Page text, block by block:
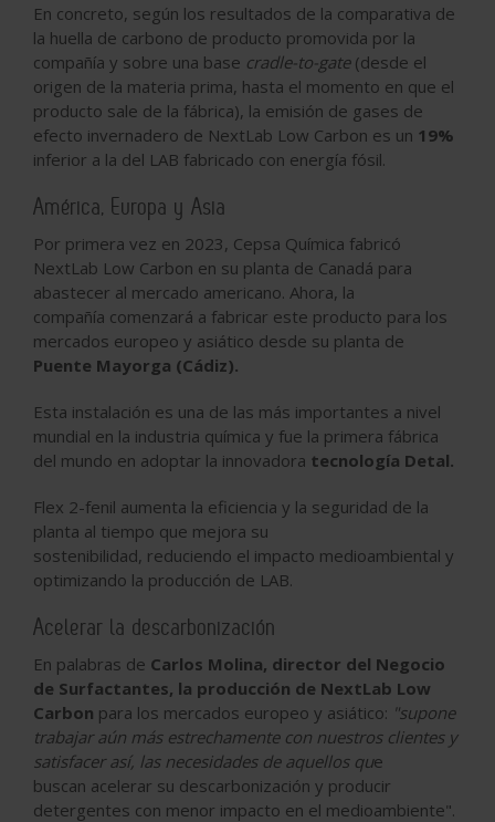
En concreto, según los resultados de la comparativa de
la huella de carbono de producto promovida por la
compañía y sobre una base cradle-to-gate(desde el
origen de la materia prima, hasta el momento en que el
producto sale de la fábrica), la emisión de gases de
efecto invernadero de NextLab Low Carbon es un 19%
inferior a la del LAB fabricado con energía fósil.
América, Europa y Asia
Por primera vez en 2023, Cepsa Química fabricó
NextLab Low Carbon en su planta de Canadá para
abastecer al mercado americano. Ahora, la
compañía comenzará a fabricar este producto para los
mercados europeo y asiático desde su planta de
Puente Mayorga (Cádiz).
Esta instalación es una de las más importantes a nivel
mundial en la industria química y fue la primera fábrica
del mundo en adoptar la innovadora tecnología Detal.
Flex 2-fenil aumenta la eficiencia y la seguridad de la
planta al tiempo que mejora su
sostenibilidad, reduciendo el impacto medioambiental y
optimizando la producción de LAB.
Acelerar la descarbonización
En palabras de Carlos Molina, director del Negocio
de Surfactantes, la producción de NextLab Low
Carbon para los mercados europeo y asiático: "supone
trabajar aún más estrechamente con nuestros clientes y
satisfacer así, las necesidades de aquellos que
buscan acelerar su descarbonización y producir
detergentes con menor impacto en el medioambiente".